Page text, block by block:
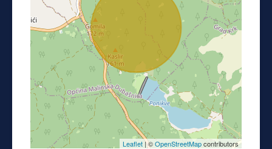
Leaflet | ©OpenStreetMapcontributors